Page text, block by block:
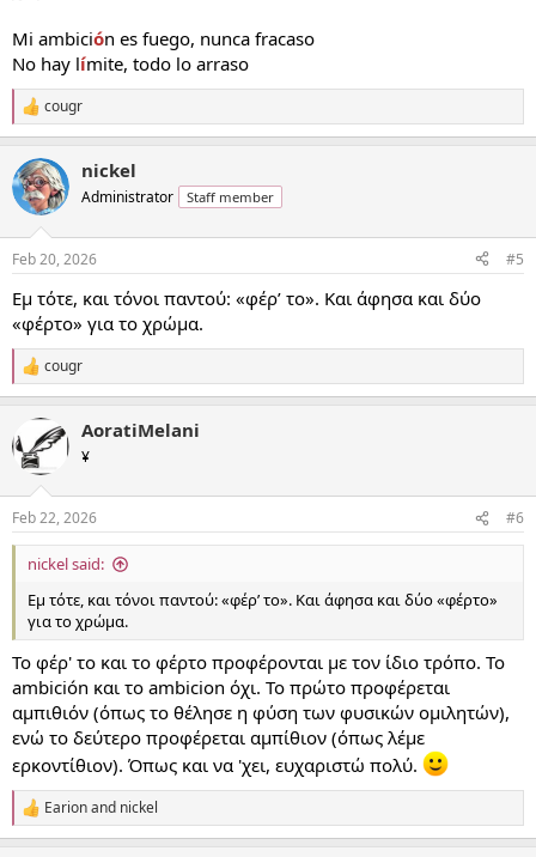
Mi ambición es fuego, nunca fracaso
No hay límite, todo lo arraso
R
e
c
t
i
s
cougr
nickel
Administrator Staff member
Feb 20, 2026 #5
Εμ τότε, και τόνοι παντού: «φέρ’ το». Και άφησα και δύο
«φέρτο» για το χρώμα.
R
e
t
i
s
:
cougr
AoratiMelani
¥
Feb 22, 2026 #6
nickel said:
Εμ τότε, και τόνοι παντού: «φέρ’ το». Και άφησα και δύο «φέρτο»
για το χρώμα.
Το φέρ' το και το φέρτο προφέρονται με τον ίδιο τρόπο. Το
ambición και το ambicion όχι. Το πρώτο προφέρεται
αμπιθιόν (όπως το θέλησε η φύση των φυσικών ομιλητών),
ενώ το δεύτερο προφέρεται αμπίθιον (όπως λέμε
ερκοντίθιον). Όπως και να 'χει, ευχαριστώ πολύ.
R
e
Earionand nickel